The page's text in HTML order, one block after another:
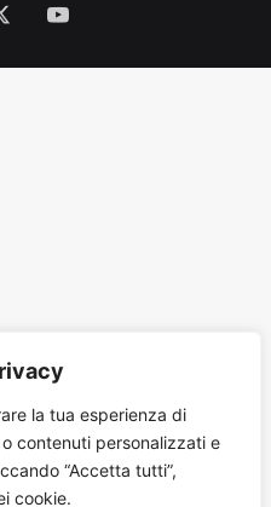
la tua esperienza di
contenuti personalizzati e
“Accetta tutti”,
cookie.
Tube